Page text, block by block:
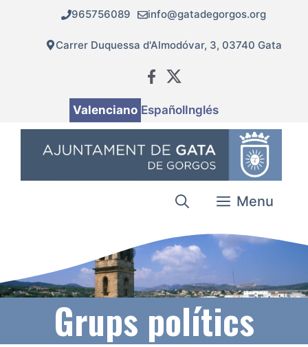
contingut
965756089 info@gatadegorgos.org
Carrer Duquessa d'Almodóvar, 3, 03740 Gata
Valenciano EspañolInglés
Menu
Grups polítics